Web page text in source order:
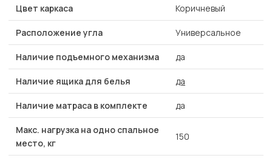
Цвет каркаса Коричневый
Расположение угла Универсальное
Наличие подъемного механизма да
Наличие ящика для белья да
Наличие матраса в комплекте да
Макс. нагрузка на одно спальное
место, кг
150